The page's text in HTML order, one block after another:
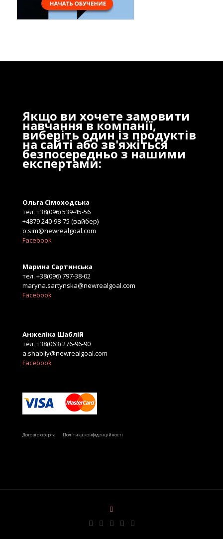
Якщо ви хочете замовити
навчання в компанії,
виберіть один із продуктів
на сайті або зв'яжіться
безпосередньо з нашими
експертами:
Ольга Сімоходська
тел. +38(096) 539-45-56
+4879 240-98-75 (вайбер)
o.sim@newrealgoal.com
Facebook
Марина Сартинська
тел. +38(096) 797-38-02
maryna.sartynska@newrealgoal.com
Facebook
Анжеліка Шаблій
тел. +38(063) 276-96-90
a.shabliy@newrealgoal.com
Facebook
Договір оферта Політика конфіденційності